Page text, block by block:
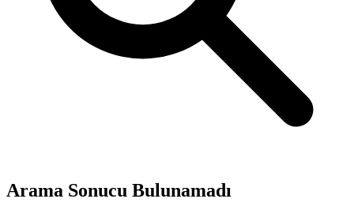
Arama Sonucu Bulunamadı